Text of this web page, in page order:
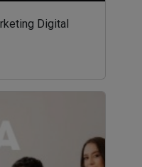
Digital